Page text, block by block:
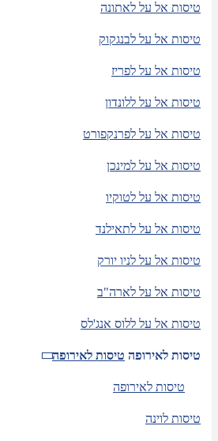
טיסות אל על לאתונה
טיסות אל על לבנגקוק
טיסות אל על לפריז
טיסות אל על ללונדון
טיסות אל על לפרנקפורט
טיסות אל על למינכן
טיסות אל על לטוקיו
טיסות אל על לתאילנד
טיסות אל על לניו יורק
טיסות אל על לארה"ב
טיסות אל על ללוס אנג'לס
טיסות לאירופה טיסות לאירופה
טיסות לאירופה
טיסות לוינה